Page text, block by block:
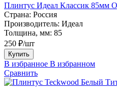
Плинтус Идеал Классик 85мм
Страна: Россия
Производитель: Идеал
Толщина, мм: 85
250 ₽/шт
Купить
В избранное В избранном
Сравнить